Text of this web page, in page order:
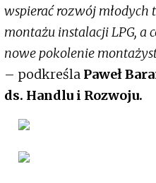
wspierać rozwój
montażu instalacji LPG, a
nowe pokolenie
– podkreśla Paweł
ds. Handlu i Rozwoju.